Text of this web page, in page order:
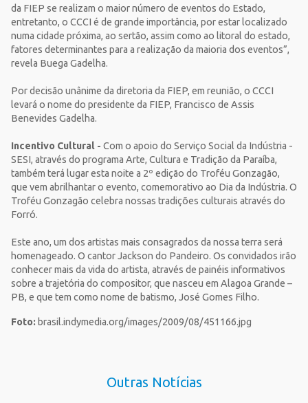
da FIEP se realizam o maior número de eventos do Estado,
entretanto, o CCCI é de grande importância, por estar localizado
numa cidade próxima, ao sertão, assim como ao litoral do estado,
fatores determinantes para a realização da maioria dos eventos”,
revela Buega Gadelha.
Por decisão unânime da diretoria da FIEP, em reunião, o CCCI
levará o nome do presidente da FIEP, Francisco de Assis
Benevides Gadelha.
Incentivo Cultural - Com o apoio do Serviço Social da Indústria -
SESI, através do programa Arte, Cultura e Tradição da Paraíba,
também terá lugar esta noite a 2º edição do Troféu Gonzagão,
que vem abrilhantar o evento, comemorativo ao Dia da Indústria. O
Troféu Gonzagão celebra nossas tradições culturais através do
Forró.
Este ano, um dos artistas mais consagrados da nossa terra será
homenageado. O cantor Jackson do Pandeiro. Os convidados irão
conhecer mais da vida do artista, através de painéis informativos
sobre a trajetória do compositor, que nasceu em Alagoa Grande –
PB, e que tem como nome de batismo, José Gomes Filho.
Foto: brasil.indymedia.org/images/2009/08/451166.jpg
Outras Notícias